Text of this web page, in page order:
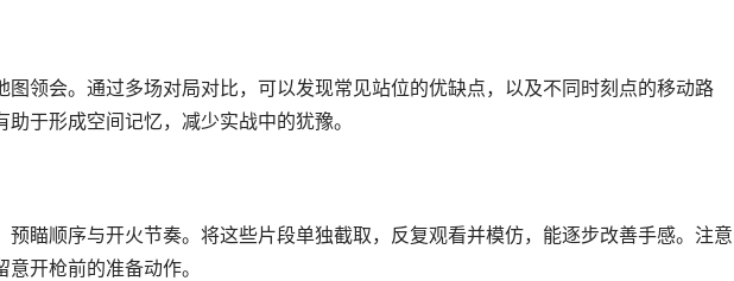
图领会。通过多场对局对比，可以发现常见站位的优缺点，以及不同时刻点的移动路
于形成空间记忆，减少实战中的犹豫。
预瞄顺序与开火节奏。将这些片段单独截取，反复观看并模仿，能逐步改善手感。注意
开枪前的准备动作。